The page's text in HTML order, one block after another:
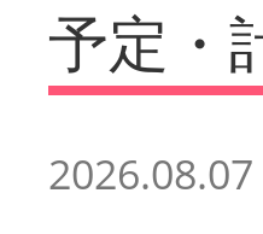
予定・
2026.08.07